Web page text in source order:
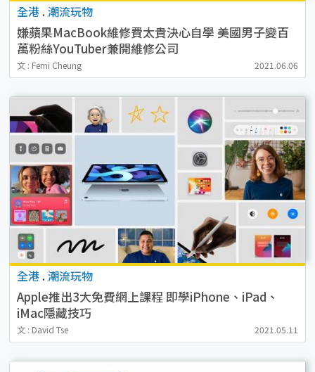
全港 . 潮流玩物
嫌蘋果MacBook維修費太貴決心自學 美國男子變百
萬粉絲YouTuber兼開維修公司
文 : Femi Cheung 2021.06.06
全港 . 潮流玩物
Apple推出3大免費網上課程 即學iPhone、iPad、
iMac隱藏技巧
文 : David Tse 2021.05.11